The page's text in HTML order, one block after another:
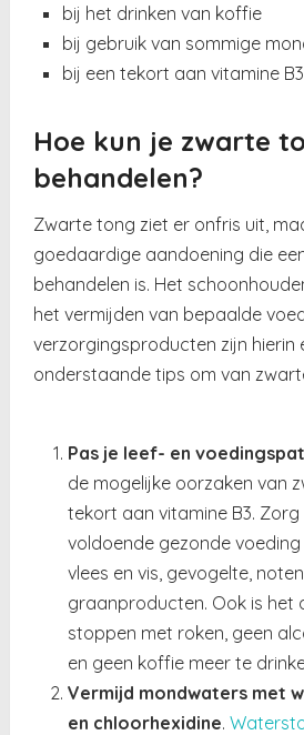
bij het drinken van koffie
bij gebruik van sommige
bij een tekort aan vitamine B3
Hoe kun je zwarte
behandelen?
Zwarte tong ziet er onfris uit,
goedaardige aandoening die
behandelen is. Het
het vermijden van bepaalde
verzorgingsproducten zijn hierin
onderstaande tips om van
Pas je leef- en
de mogelijke oorzaken van
tekort aan vitamine B3.
voldoende gezonde
vlees en vis, gevogelte,
graanproducten. Ook is het
stoppen met roken, geen
en geen koffie meer te
Vermijd mondwaters met
en chloorhexidine.